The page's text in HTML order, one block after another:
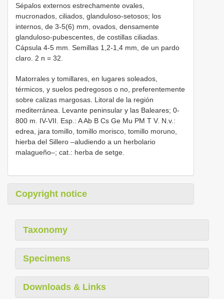
Sépalos externos estrechamente ovales,
mucronados, ciliados, glanduloso-setosos; los
internos, de 3-5(6) mm, ovados, densamente
glanduloso-pubescentes, de costillas ciliadas.
Cápsula 4-5 mm. Semillas 1,2-1,4 mm, de un pardo
claro. 2 n = 32.
Matorrales y tomillares, en lugares soleados,
térmicos, y suelos pedregosos o no, preferentemente
sobre calizas margosas. Litoral de la región
mediterránea. Levante peninsular y las Baleares; 0-
800 m. IV-VII. Esp.: A Ab B Cs Ge Mu PM T V. N.v.:
edrea, jara tomillo, tomillo morisco, tomillo moruno,
hierba del Sillero –aludiendo a un herbolario
malagueño–; cat.: herba de setge.
Copyright notice
Taxonomy
Specimens
Downloads & Links